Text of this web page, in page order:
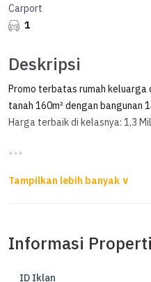
Carport
1
Deskripsi
Promo terbatas rumah keluarga
tanah 160m² dengan bangunan
Harga terbaik di kelasnya: 1,3
***
Luas Tanah 160m²
Informasi Properti
ID Iklan